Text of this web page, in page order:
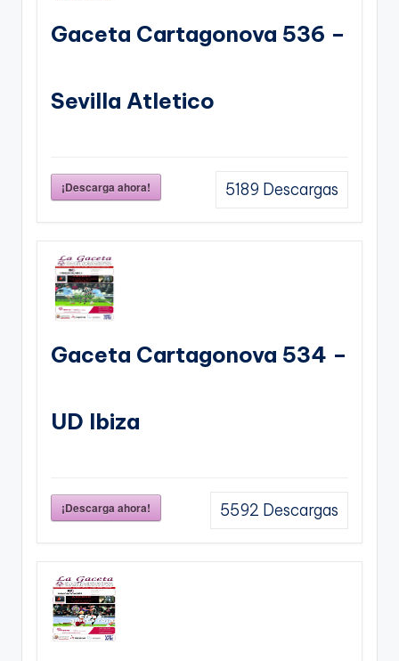
Gaceta Cartagonova 536 –
Sevilla Atletico
¡Descarga ahora! 5189 Descargas
Gaceta Cartagonova 534 –
UD Ibiza
¡Descarga ahora! 5592 Descargas